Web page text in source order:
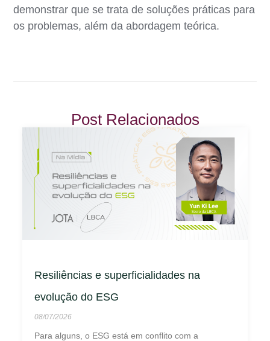
demonstrar que se trata de soluções práticas para
os problemas, além da abordagem teórica.
Post Relacionados
Resiliências e superficialidades na
evolução do ESG
08/07/2026
Para alguns, o ESG está em conflito com a